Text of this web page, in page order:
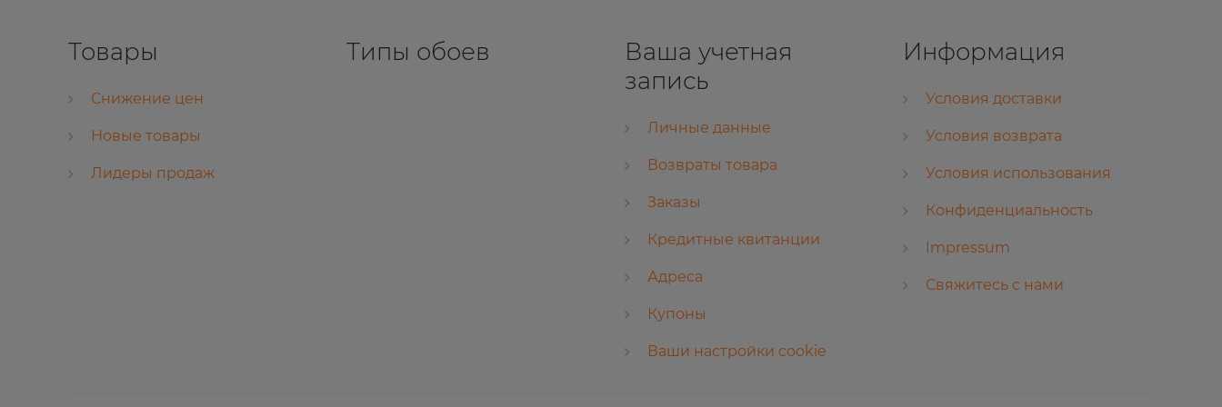
Товары
Снижение цен
Новые товары
Лидеры продаж
Типы обоев
Ваша учетная
запись
Личные данные
Возвраты товара
Заказы
Кредитные квитанции
Адреса
Купоны
Ваши настройки cookie
Информация
Условия доставки
Условия возврата
Условия использования
Конфиденциальность
Impressum
Свяжитесь с нами